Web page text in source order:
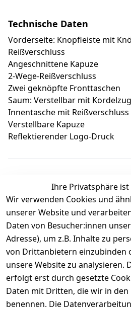
Technische Daten
Vorderseite: Knopfleiste mit
Reißverschluss
Angeschnittene Kapuze
2-Wege-Reißverschluss
Zwei geknöpfte Fronttaschen
Saum: Verstellbar mit Kordelzug
Innentasche mit Reißverschluss
Verstellbare Kapuze
Reflektierender Logo-Druck
Kundenbewertungen
Durchschnittliche
Basierend auf 0
Bewertung
5
Ihre Privatsphäre
Wir verwenden Cookies und
unserer Website und
Daten von Besucher:innen
Adresse), um z.B. Inhalte zu
von Drittanbietern einzubinden
unsere Website zu analysieren.
erfolgt erst durch gesetzte
Daten mit Dritten, die wir in den
benennen. Die